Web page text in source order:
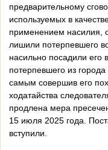
предварительному
используемых в
применением насилия,
лишили потерпевшего
насильно посадили его
потерпевшего из
самым совершив его
ходатайства
продлена мера
15 июля 2025 года.
вступили.